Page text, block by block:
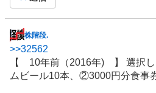
掲
示
板
記
株階段.
>>32562
【 10年前（2016年) 】 選択
ムビール10本、②3000円分食事